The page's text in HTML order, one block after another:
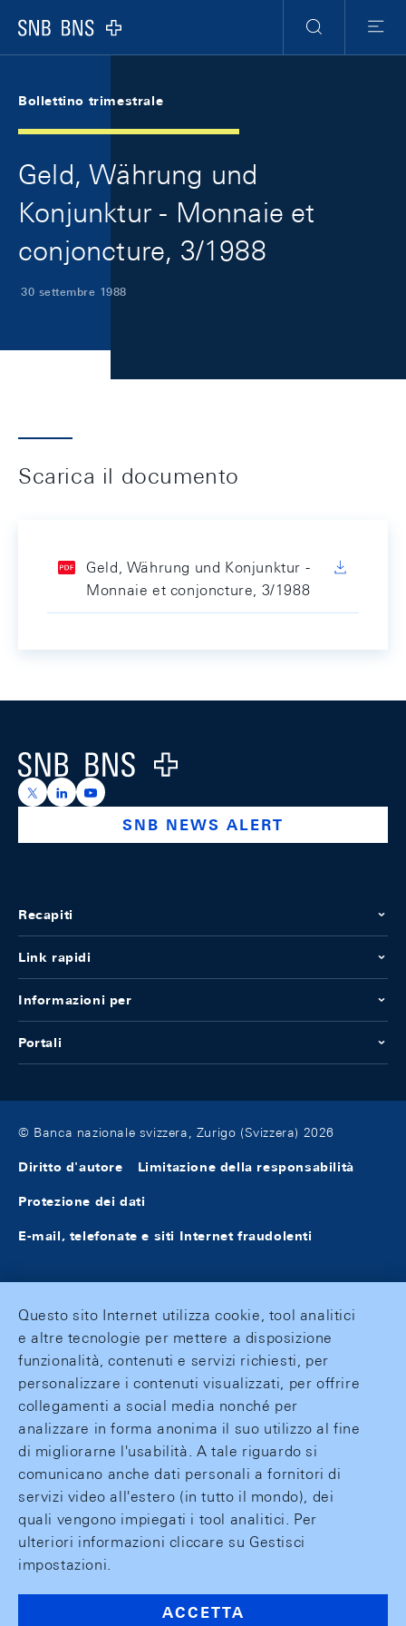
Logo
Ricerca
Menu
Bollettino trimestrale
Geld, Währung und
Konjunktur - Monnaie et
conjoncture, 3/1988
30 settembre 1988
Scarica il documento
Geld, Währung und Konjunktur -
Monnaie et conjoncture, 3/1988
Logo
https://x.com/snb_bns
https://ch.linkedin.com/company/swiss-national-
https://www.youtube.com/@swissnationalbank
SNB NEWS ALERT
Recapiti
Link rapidi
Informazioni per
Portali
© Banca nazionale svizzera, Zurigo (Svizzera) 2026
Diritto d'autore Limitazione della responsabilità
Protezione dei dati
E-mail, telefonate e siti Internet fraudolenti
Questo sito Internet utilizza cookie, tool analitici
e altre tecnologie per mettere a disposizione
funzionalità, contenuti e servizi richiesti, per
personalizzare i contenuti visualizzati, per offrire
collegamenti a social media nonché per
analizzare in forma anonima il suo utilizzo al fine
di migliorarne l'usabilità. A tale riguardo si
comunicano anche dati personali a fornitori di
servizi video all'estero (in tutto il mondo), dei
quali vengono impiegati i tool analitici. Per
ulteriori informazioni cliccare su Gestisci
impostazioni.
ACCETTA